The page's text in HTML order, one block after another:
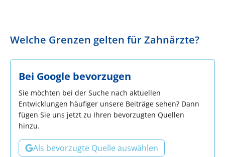
Welche Grenzen gelten für Zahnärzte?
Bei Google bevorzugen
Sie möchten bei der Suche nach aktuellen
Entwicklungen häufiger unsere Beiträge sehen? Dann
fügen Sie uns jetzt zu Ihren bevorzugten Quellen
hinzu.
Als bevorzugte Quelle auswählen